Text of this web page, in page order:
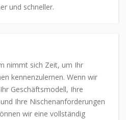
und schneller.
nimmt sich Zeit, um Ihr
kennenzulernen. Wenn wir
Geschäftsmodell, Ihre
Ihre Nischenanforderungen
wir eine vollständig